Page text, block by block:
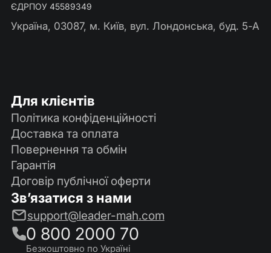
ЄДРПОУ 45589349
Україна, 03087, м. Київ, вул. Лондонська, буд. 5-А
Для клієнтів
Політика конфіденційності
Доставка та оплата
Повернення та обмін
Гарантія
Договір публічної оферти
Зв’язатися з нами
support@leader-mah.com
0 800 2000 70
Безкоштовно по Україні